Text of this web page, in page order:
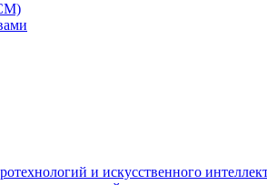
и искусственного